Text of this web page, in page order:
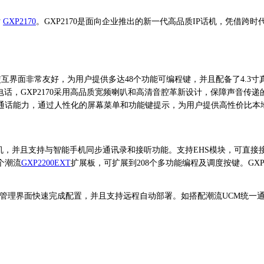
GXP2170。GXP2170是面向企业推出的新一代高品质IP话机，凭借跨
界面非常友好，为用户提供多达48个功能可编程键，并且配备了4.3
，GXP2170采用高品质宽频喇叭和高清音腔革新设计，保障声音传
能力，通过人性化的屏幕菜单和功能键提示，为用户提供高性价比本
并且支持与智能手机同步通讯录和接听功能。支持EHS模块，可直接
潮流GXP2200EXT扩展板，可扩展到208个多功能编程及调度按键。
界面快速完成配置，并且支持远程自动部署。如搭配潮流UCM统